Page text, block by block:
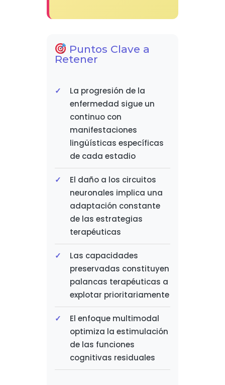
Puntos Clave a
Retener
La progresión de la
enfermedad sigue un
continuo con
manifestaciones
lingüísticas específicas
de cada estadio
El daño a los circuitos
neuronales implica una
adaptación constante
de las estrategias
terapéuticas
Las capacidades
preservadas constituyen
palancas terapéuticas a
explotar prioritariamente
El enfoque multimodal
optimiza la estimulación
de las funciones
cognitivas residuales